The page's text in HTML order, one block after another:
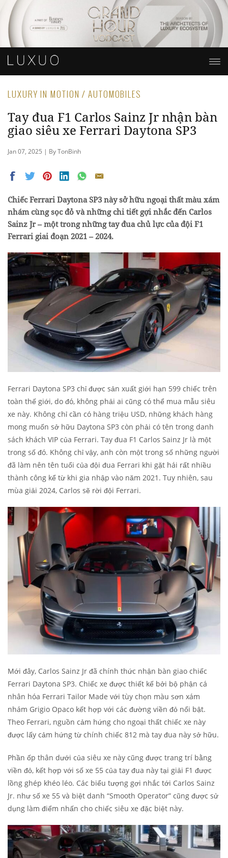
LUXURY IN MOTION / AUTOMOBILES
Tay đua F1 Carlos Sainz Jr nhận bàn
giao siêu xe Ferrari Daytona SP3
Jan 07, 2025 | By TonBinh
Chiếc Ferrari Daytona SP3 này sở hữu ngoại thất màu xám
nhám cùng sọc đỏ và những chi tiết gợi nhắc đến Carlos
Sainz Jr – một trong những tay đua chủ lực của đội F1
Ferrari giai đoạn 2021 – 2024.
Ferrari Daytona SP3 chỉ được sản xuất giới hạn 599 chiếc trên
toàn thế giới, do đó, không phải ai cũng có thể mua mẫu siêu
xe này. Không chỉ cần có hàng triệu USD, những khách hàng
mong muốn sở hữu Daytona SP3 còn phải có tên trong danh
sách khách VIP của Ferrari. Tay đua F1 Carlos Sainz Jr là một
trong số đó. Không chỉ vậy, anh còn một trong số những người
đã làm nên tên tuổi của đội đua Ferrari khi gặt hái rất nhiều
thành công kể từ khi gia nhập vào năm 2021. Tuy nhiên, sau
mùa giải 2024, Carlos sẽ rời đội Ferrari.
Mới đây, Carlos Sainz Jr đã chính thức nhận bàn giao chiếc
Ferrari Daytona SP3. Chiếc xe được thiết kế bởi bộ phận cá
nhân hóa Ferrari Tailor Made với tùy chọn màu sơn xám
nhám Grigio Opaco kết hợp với các đường viền đỏ nổi bật.
Theo Ferrari, nguồn cảm hứng cho ngoại thất chiếc xe này
được lấy cảm hứng từ chính chiếc 812 mà tay đua này sở hữu.
Phần ốp thân dưới của siêu xe này cũng được trang trí bằng
viền đỏ, kết hợp với số xe 55 của tay đua này tại giải F1 được
lồng ghép khéo léo. Các biểu tượng gợi nhắc tới Carlos Sainz
Jr. như số xe 55 và biệt danh “Smooth Operator” cũng được sử
dụng làm điểm nhấn cho chiếc siêu xe đặc biệt này.